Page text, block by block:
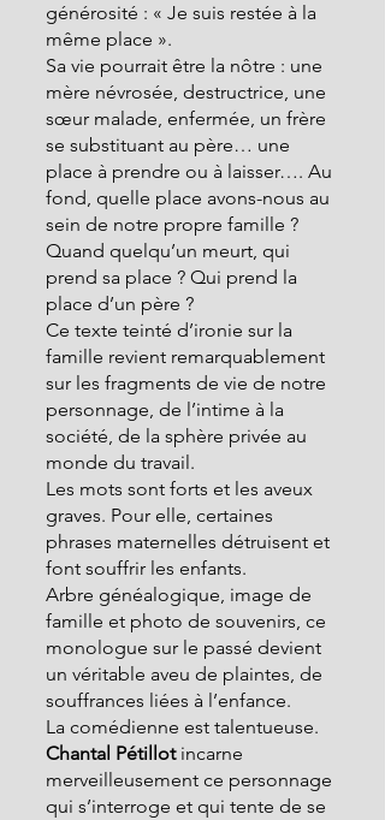
générosité : « Je suis restée à la
même place ».
Sa vie pourrait être la nôtre : une
mère névrosée, destructrice, une
sœur malade, enfermée, un frère
se substituant au père… une
place à prendre ou à laisser…. Au
fond, quelle place avons-nous au
sein de notre propre famille ?
Quand quelqu’un meurt, qui
prend sa place ? Qui prend la
place d’un père ?
Ce texte teinté d’ironie sur la
famille revient remarquablement
sur les fragments de vie de notre
personnage, de l’intime à la
société, de la sphère privée au
monde du travail.
Les mots sont forts et les aveux
graves. Pour elle, certaines
phrases maternelles détruisent et
font souffrir les enfants.
Arbre généalogique, image de
famille et photo de souvenirs, ce
monologue sur le passé devient
un véritable aveu de plaintes, de
souffrances liées à l’enfance.
La comédienne est talentueuse.
Chantal Pétillot incarne
merveilleusement ce personnage
qui s’interroge et qui tente de se